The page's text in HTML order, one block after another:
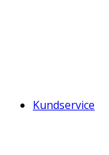
Kundservice